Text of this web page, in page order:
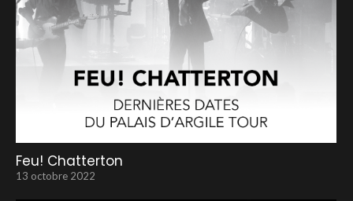
Feu! Chatterton
13 octobre 2022